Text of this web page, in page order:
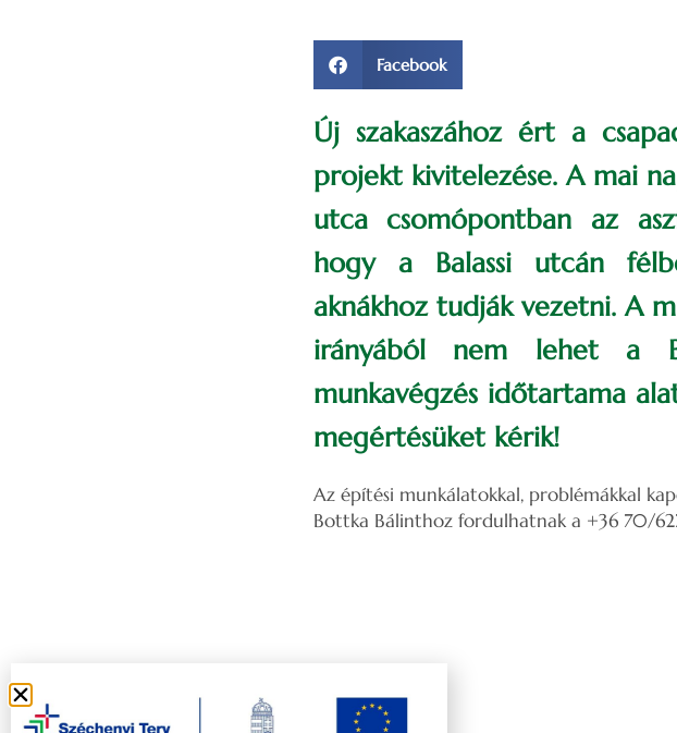
Facebook
Új szakaszához ért a
projekt kivitelezése. A mai
utca csomópontban az
hogy a Balassi utcán
aknákhoz tudják vezetni. A
irányából nem lehet a
munkavégzés időtartama
megértésüket kérik!
Az építési munkálatokkal, problémákkal
Bottka Bálinthoz fordulhatnak a +36 70/